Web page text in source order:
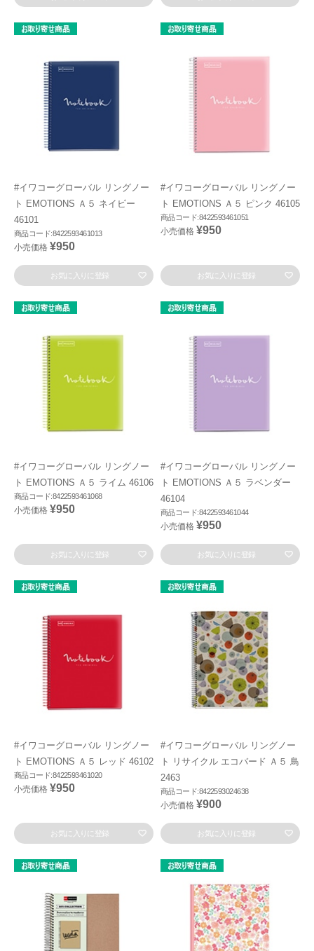
#イワコーグローバル リングノー
ト EMOTIONS Ａ５ ネイビー
46101
商品コード:8422593461013
小売価格 ¥950
お気に入りに登録
#イワコーグローバル リングノー
ト EMOTIONS Ａ５ ピンク 46105
商品コード:8422593461051
小売価格 ¥950
お気に入りに登録
#イワコーグローバル リングノー
ト EMOTIONS Ａ５ ライム 46106
商品コード:8422593461068
小売価格 ¥950
お気に入りに登録
#イワコーグローバル リングノー
ト EMOTIONS Ａ５ ラベンダー
46104
商品コード:8422593461044
小売価格 ¥950
お気に入りに登録
#イワコーグローバル リングノー
ト EMOTIONS Ａ５ レッド 46102
商品コード:8422593461020
小売価格 ¥950
お気に入りに登録
#イワコーグローバル リングノー
ト リサイクル エコバード Ａ５ 鳥
2463
商品コード:8422593024638
小売価格 ¥900
お気に入りに登録